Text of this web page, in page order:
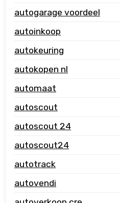
autogarage voordeel
autoinkoop
autokeuring
autokopen nl
automaat
autoscout
autoscout 24
autoscout24
autotrack
autovendi